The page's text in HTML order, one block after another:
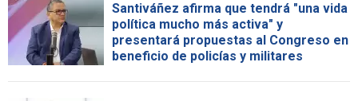
Santiváñez afirma que tendrá "una vida
política mucho más activa" y
presentará propuestas al Congreso en
beneficio de policías y militares